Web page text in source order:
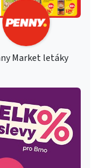
Market letáky